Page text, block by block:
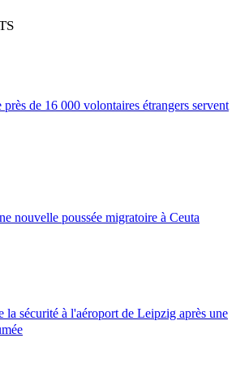
de 16 000 volontaires étrangers servent
nouvelle poussée migratoire à Ceuta
sécurité à l'aéroport de Leipzig après une